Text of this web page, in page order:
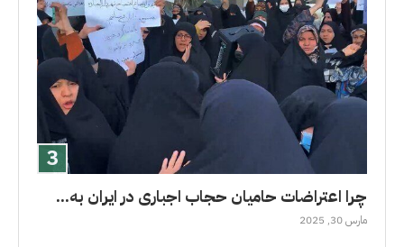
چرا اعتراضات حامیان حجاب اجباری در ایران به...
مارس 30, 2025